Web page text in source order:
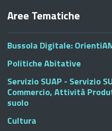
Aree Tematiche
Bussola Digitale:
Politiche Abitative
Servizio SUAP - Servizio
Commercio, Attività
suolo
Cultura